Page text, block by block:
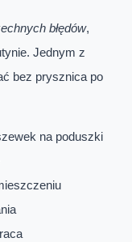
błędów,
Jednym z
bez prysznica po
na poduszki